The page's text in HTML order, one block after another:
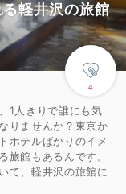
軽井沢の旅館
4
1人きりで誰にも気
りませんか？東京か
ホテルばかりのイメ
旅館もあるんです。
て、軽井沢の旅館に